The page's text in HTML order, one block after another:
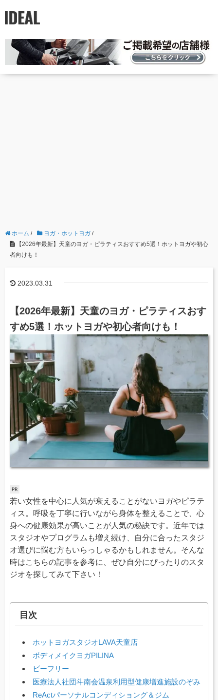
ホーム / ヨガ・ホットヨガ /
【2026年最新】天童のヨガ・ピラティスおすすめ5選！ホットヨガや初心
者向けも！
2023.03.31
【2026年最新】天童のヨガ・ピラティスおす
すめ5選！ホットヨガや初心者向けも！
若い女性を中心に人気が衰えることがないヨガやピラテ
ィス。呼吸を丁寧に行いながら身体を整えることで、心
身への健康効果が高いことが人気の秘訣です。近年では
スタジオやプログラムも増え続け、自分に合ったスタジ
オ選びに悩む方もいらっしゃるかもしれません。そんな
時はこちらの記事を参考に、ぜひ自分にぴったりのスタ
ジオを探してみて下さい！
目次
ホットヨガスタジオLAVA天童店
ボディメイクヨガPILINA
ビーフリー
医療法人社団斗南会温泉利用型健康増進施設のぞみ
ReActパーソナルコンディショング＆ジム